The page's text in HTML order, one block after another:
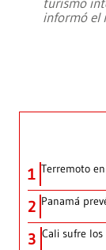
informó el
1 Terremoto
2 Panamá
3 Cali sufre